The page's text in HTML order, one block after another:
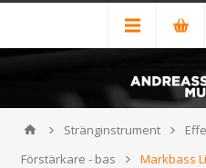
Stränginstrument
Förstärkare - bas
Markbass